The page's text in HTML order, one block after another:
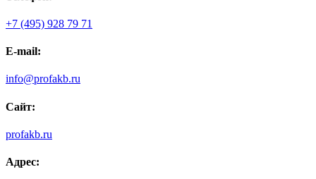
+7 (495) 928 79 71
E-mail:
info@profakb.ru
Сайт:
profakb.ru
Адрес: